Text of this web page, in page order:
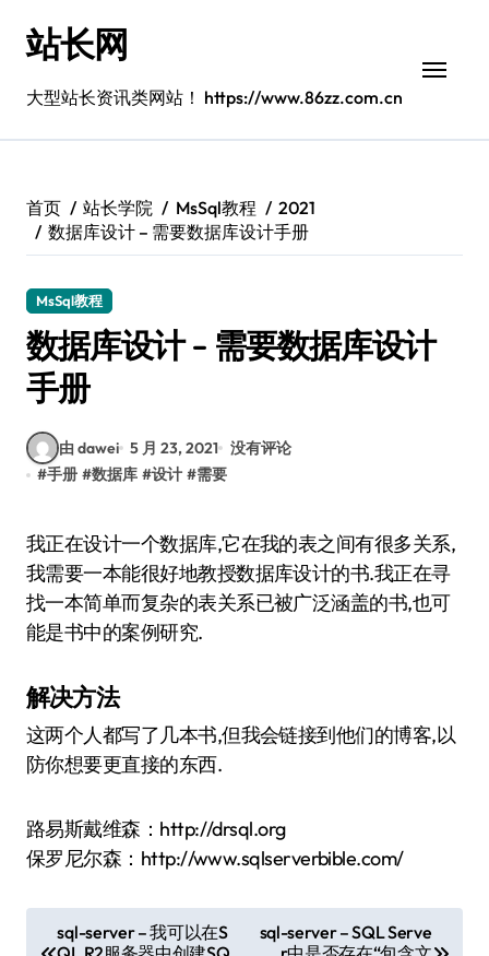
站长网
大型站长资讯类网站！ https://www.86zz.com.cn
首页 站长学院 MsSql教程
2021
数据库设计 – 需要数据库设计手册
MsSql教程
数据库设计 – 需要数据库设计
手册
由 dawei 5 月 23, 2021 没有评论
#手册 #数据库 #设计 #需要
我正在设计一个数据库,它在我的表之间有很多关系,
我需要一本能很好地教授数据库设计的书.我正在寻
找一本简单而复杂的表关系已被广泛涵盖的书,也可
能是书中的案例研究.
解决方法
这两个人都写了几本书,但我会链接到他们的博客,以
防你想要更直接的东西.
路易斯戴维森：http://drsql.org
保罗尼尔森：http://www.sqlserverbible.com/
sql-server – 我可以在S
sql-server – SQL Serve